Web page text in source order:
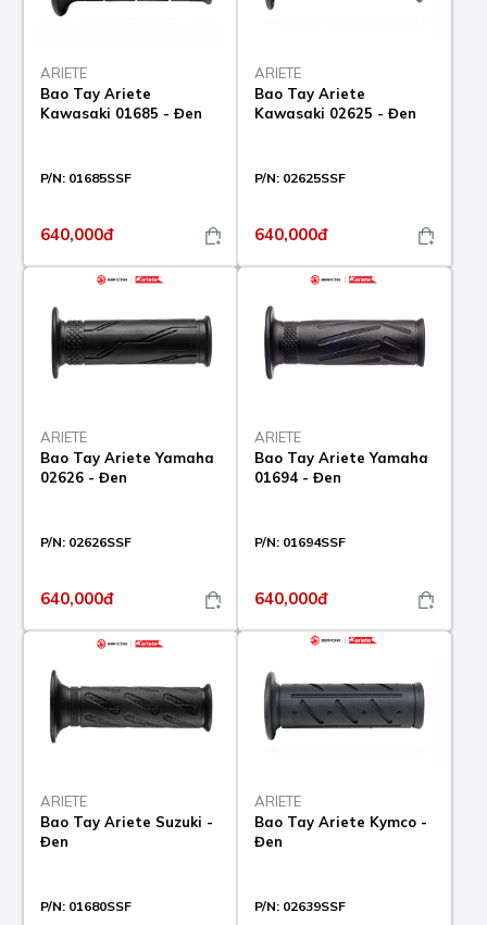
ARIETE
Bao Tay Ariete
Kawasaki 01685 - Đen
P/N: 01685SSF
640,000đ
ARIETE
Bao Tay Ariete
Kawasaki 02625 - Đen
P/N: 02625SSF
640,000đ
ARIETE
Bao Tay Ariete Yamaha
02626 - Đen
P/N: 02626SSF
640,000đ
ARIETE
Bao Tay Ariete Yamaha
01694 - Đen
P/N: 01694SSF
640,000đ
ARIETE
Bao Tay Ariete Suzuki -
Đen
P/N: 01680SSF
ARIETE
Bao Tay Ariete Kymco -
Đen
P/N: 02639SSF